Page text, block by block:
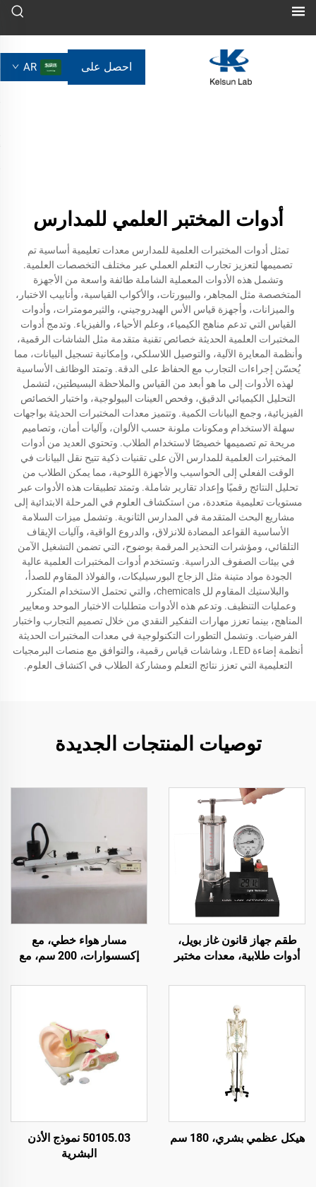
احصل على AR
أدوات المختبر العلمي للمدارس
تمثل أدوات المختبرات العلمية للمدارس معدات تعليمية أساسية تم
تصميمها لتعزيز تجارب التعلم العملي عبر مختلف التخصصات العلمية.
وتشمل هذه الأدوات المعملية الشاملة طائفة واسعة من الأجهزة
المتخصصة مثل المجاهر، والبيورتات، والأكواب القياسية، وأنابيب الاختبار،
والميزانات، وأجهزة قياس الأس الهيدروجيني، والثيرمومترات، وأدوات
القياس التي تدعم مناهج الكيمياء، وعلم الأحياء، والفيزياء. وتدمج أدوات
المختبرات العلمية الحديثة خصائص تقنية متقدمة مثل الشاشات الرقمية،
وأنظمة المعايرة الآلية، والتوصيل اللاسلكي، وإمكانية تسجيل البيانات، مما
يُحسّن إجراءات التجارب مع الحفاظ على الدقة. وتمتد الوظائف الأساسية
لهذه الأدوات إلى ما هو أبعد من القياس والملاحظة البسيطتين، لتشمل
التحليل الكيميائي الدقيق، وفحص العينات البيولوجية، واختبار الخصائص
الفيزيائية، وجمع البيانات الكمية. وتتميز معدات المختبرات الحديثة بواجهات
سهلة الاستخدام ومكونات ملونة حسب الألوان، وآليات أمان، وتصاميم
مريحة تم تصميمها خصيصًا لاستخدام الطلاب. وتحتوي العديد من أدوات
المختبرات العلمية للمدارس الآن على تقنيات ذكية تتيح نقل البيانات في
الوقت الفعلي إلى الحواسيب والأجهزة اللوحية، مما يمكن الطلاب من
تحليل النتائج رقميًا وإعداد تقارير شاملة. وتمتد تطبيقات هذه الأدوات عبر
مستويات تعليمية متعددة، من استكشاف العلوم في المرحلة الابتدائية إلى
مشاريع البحث المتقدمة في المدارس الثانوية. وتشمل ميزات السلامة
الأساسية القواعد المضادة للانزلاق، والدروع الواقية، وآليات الإيقاف
التلقائي، ومؤشرات التحذير المرقمة بوضوح، التي تضمن التشغيل الآمن
في بيئات الصفوف الدراسية. وتستخدم أدوات المختبرات العلمية عالية
الجودة مواد متينة مثل الزجاج البورسيليكات، والفولاذ المقاوم للصدأ،
والبلاستيك المقاوم لل chemicals، والتي تحتمل الاستخدام المتكرر
وعمليات التنظيف. وتدعم هذه الأدوات متطلبات الاختبار الموحد ومعايير
المناهج، بينما تعزز مهارات التفكير النقدي من خلال تصميم التجارب واختبار
الفرضيات. وتشمل التطورات التكنولوجية في معدات المختبرات الحديثة
أنظمة إضاءة LED، وشاشات قياس رقمية، والتوافق مع منصات البرمجيات
التعليمية التي تعزز نتائج التعلم ومشاركة الطلاب في اكتشاف العلوم.
توصيات المنتجات الجديدة
طقم جهاز قانون غاز بويل،
أدوات طلابية، معدات مختبر
الحرارة
مسار هواء خطي، مع
إكسسوارات، 200 سم، مع
هيكل عظمي بشري، 180 سم
50105.03 نموذج الأذن
البشرية